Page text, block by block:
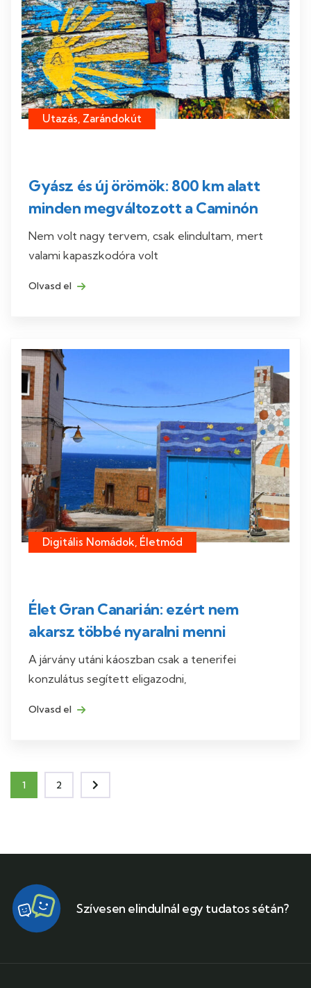
Utazás, Zarándokút
Gyász és új örömök: 800 km alatt
minden megváltozott a Caminón
Nem volt nagy tervem, csak elindultam, mert
valami kapaszkodóra volt
Olvasd el
Digitális Nomádok, Életmód
Élet Gran Canarián: ezért nem
akarsz többé nyaralni menni
A járvány utáni káoszban csak a tenerifei
konzulátus segített eligazodni,
Olvasd el
1 2
Szívesen elindulnál egy tudatos sétán?